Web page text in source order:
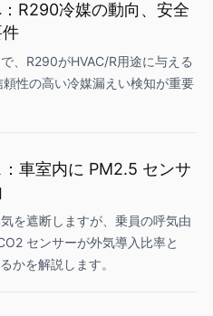
R290冷媒の動向、安全
件
、R290がHVAC/R用途に与える
性の高い冷媒漏えい検知が重要
車室内に PM2.5 センサ
を遮断しますが、乗員の呼気由
センサーが外気導入比率と
かを解説します。